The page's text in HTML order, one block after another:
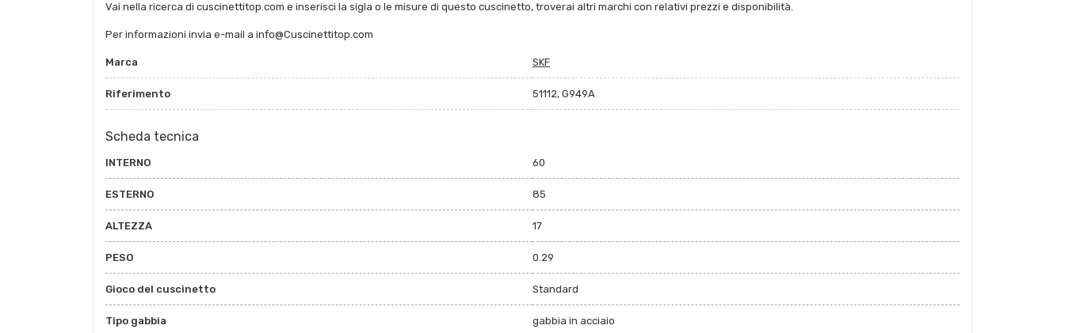
Vai nella ricerca di cuscinettitop.com e inserisci la sigla o le misure di questo cuscinetto, troverai altri marchi con relativi prezzi e disponibilità.
Per informazioni invia e-mail a info@Cuscinettitop.com
Marca SKF
Riferimento 51112, G949A
Scheda tecnica
INTERNO 60
ESTERNO 85
ALTEZZA 17
PESO 0.29
Gioco del cuscinetto Standard
Tipo gabbia gabbia in acciaio